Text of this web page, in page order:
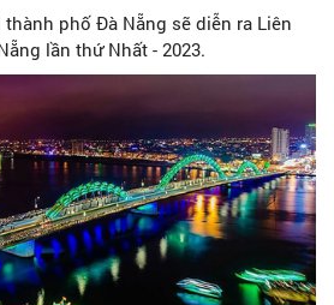
phố Đà Nẵng sẽ diễn ra Liên
lần thứ Nhất - 2023.